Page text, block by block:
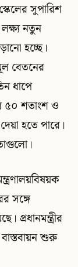
সুপারিশ
নতুন
হচ্ছে।
বেতনের
ধাপে
৫০ শতাংশ ও
হতে পারে।
সঙ্গে
প্রধানমন্ত্রীর
শুরু